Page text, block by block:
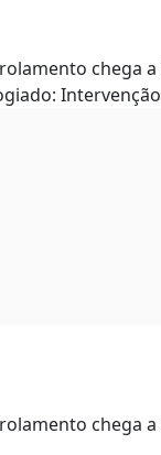
chega
chega